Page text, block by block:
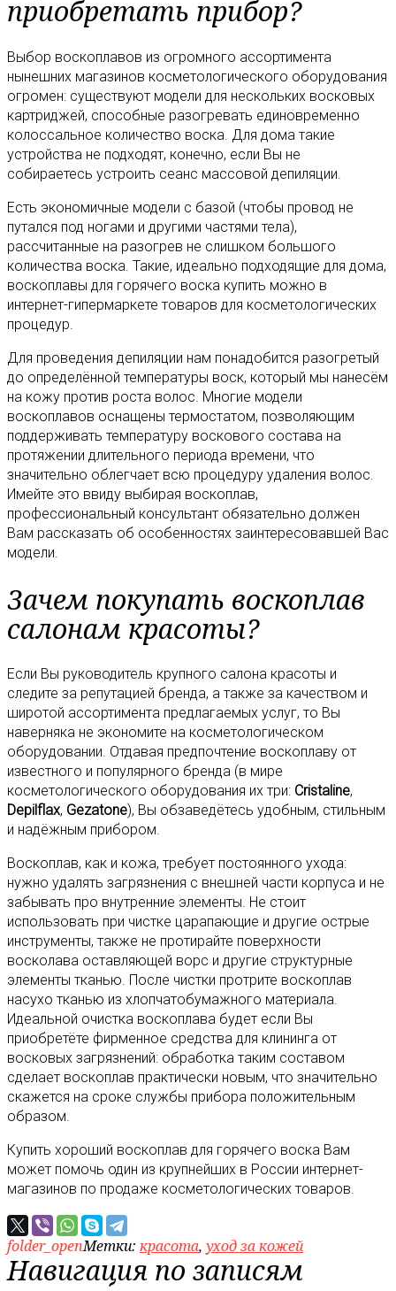
приобретать прибор?
Выбор воскоплавов из огромного ассортимента
нынешних магазинов косметологического оборудования
огромен: существуют модели для нескольких восковых
картриджей, способные разогревать единовременно
колоссальное количество воска. Для дома такие
устройства не подходят, конечно, если Вы не
собираетесь устроить сеанс массовой депиляции.
Есть экономичные модели с базой (чтобы провод не
путался под ногами и другими частями тела),
рассчитанные на разогрев не слишком большого
количества воска. Такие, идеально подходящие для дома,
воскоплавы для горячего воска купить можно в
интернет-гипермаркете товаров для косметологических
процедур.
Для проведения депиляции нам понадобится разогретый
до определённой температуры воск, который мы нанесём
на кожу против роста волос. Многие модели
воскоплавов оснащены термостатом, позволяющим
поддерживать температуру воскового состава на
протяжении длительного периода времени, что
значительно облегчает всю процедуру удаления волос.
Имейте это ввиду выбирая воскоплав,
профессиональный консультант обязательно должен
Вам рассказать об особенностях заинтересовавшей Вас
модели.
Зачем покупать воскоплав
салонам красоты?
Если Вы руководитель крупного салона красоты и
следите за репутацией бренда, а также за качеством и
широтой ассортимента предлагаемых услуг, то Вы
наверняка не экономите на косметологическом
оборудовании. Отдавая предпочтение воскоплаву от
известного и популярного бренда (в мире
косметологического оборудования их три: Cristaline,
Depilflax, Gezatone), Вы обзаведётесь удобным, стильным
и надёжным прибором.
Воскоплав, как и кожа, требует постоянного ухода:
нужно удалять загрязнения с внешней части корпуса и не
забывать про внутренние элементы. Не стоит
использовать при чистке царапающие и другие острые
инструменты, также не протирайте поверхности
восколава оставляющей ворс и другие структурные
элементы тканью. После чистки протрите воскоплав
насухо тканью из хлопчатобумажного материала.
Идеальной очистка воскоплава будет если Вы
приобретёте фирменное средства для клининга от
восковых загрязнений: обработка таким составом
сделает воскоплав практически новым, что значительно
скажется на сроке службы прибора положительным
образом.
Купить хороший воскоплав для горячего воска Вам
может помочь один из крупнейших в России интернет-
магазинов по продаже косметологических товаров.
folder_openМетки: красота, уход за кожей
Навигация по записям